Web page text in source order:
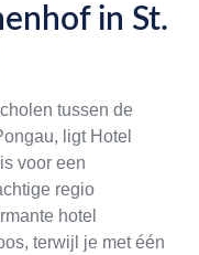
in St.
tussen de
ligt Hotel
voor een
regio
hotel
terwijl je met één